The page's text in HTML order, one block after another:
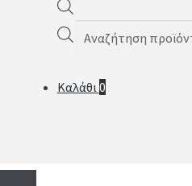
Products
search
Καλάθι 0